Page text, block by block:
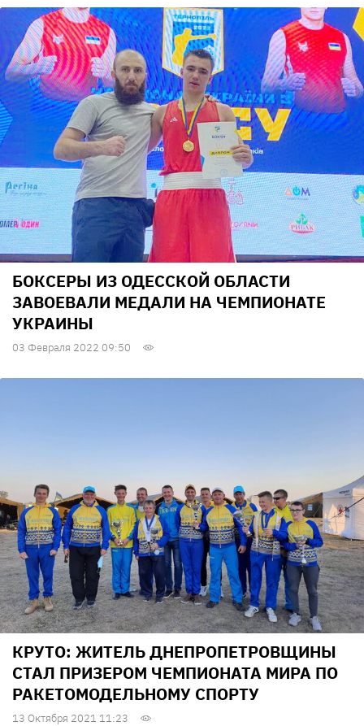
БОКСЕРЫ ИЗ ОДЕССКОЙ ОБЛАСТИ
ЗАВОЕВАЛИ МЕДАЛИ НА ЧЕМПИОНАТЕ
УКРАИНЫ
03 Февраля 2022 09:50
КРУТО: ЖИТЕЛЬ ДНЕПРОПЕТРОВЩИНЫ
СТАЛ ПРИЗЕРОМ ЧЕМПИОНАТА МИРА ПО
РАКЕТОМОДЕЛЬНОМУ СПОРТУ
13 Октября 2021 11:23